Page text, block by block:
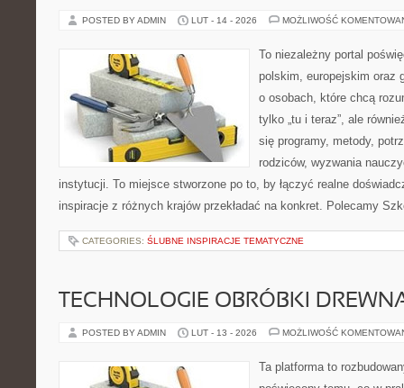
POSTED BY ADMIN LUT - 14 - 2026 MOŻLIWOŚĆ
To niezależny portal
polskim, europejskim oraz
o osobach, które chcą
tylko „tu i teraz”, ale
się programy, metody,
rodziców, wyzwania
instytucji. To miejsce stworzone po to, by łączyć realne
inspiracje z różnych krajów przekładać na konkret. Polecamy
CATEGORIES: ŚLUBNE INSPIRACJE TEMATYCZNE
TECHNOLOGIE OBRÓBKI
POSTED BY ADMIN LUT - 13 - 2026 MOŻLIWOŚĆ
Ta platforma to